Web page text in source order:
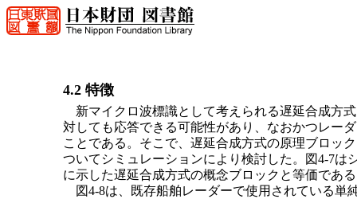
4.2 特徴
新マイクロ波標識として考えられる遅延合成方
対しても応答できる可能性があり、なおかつレー
ことである。そこで、遅延合成方式の原理ブロッ
ついてシミュレーションにより検討した。図4-7は
に示した遅延合成方式の概念ブロックと等価であ
図4-8は、既存船舶レーダーで使用されている単